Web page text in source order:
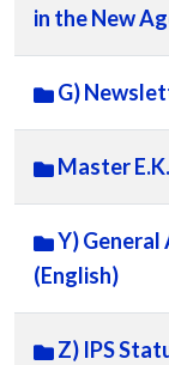
in the New
G)
Master
Y) General
(English)
Z) IPS